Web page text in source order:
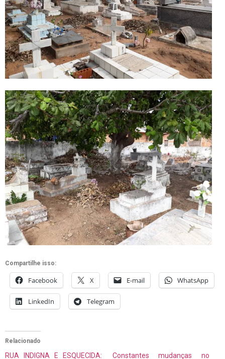
Compartilhe isso:
Facebook X E-mail WhatsApp
LinkedIn Telegram
Relacionado
RUA INDIGNA E ESQUECIDA:
Constantes mudanças no